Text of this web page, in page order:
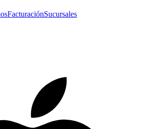
FacturaciónSucursales